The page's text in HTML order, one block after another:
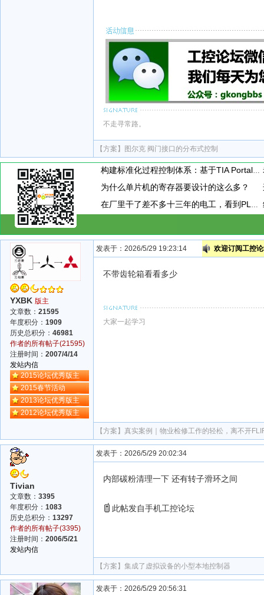
不走寻常路。
【方案】 图尔克 阀门接口的分布式控制
构建标准化过程控制体系：基于TIA Portal的PID闭环控制通用封装模板设计与应用
为什么单片机的寄存器要设计的这么多？
在厂里干了差不多十三年的电工，看到PLC模块上接了一个小玩意，这小玩意到底是干嘛用的呢？
YXBK 版主
文章数： 21595
年度积分： 1909
历史总积分： 46981
作者的所有帖子(21595)
注册时间： 2007/4/14
发站内信
2015论坛优秀版主
2015春节活动
2013论坛优秀版主
2012论坛优秀版主
发表于：2026/5/29 19:23:14 欢迎订阅工控
不带齿轮箱看看多少
大家一起学习
【方案】 真实案例｜物业检修工作的轻松，离不开
Tivian
文章数： 3395
年度积分： 1083
历史总积分： 13297
作者的所有帖子(3395)
注册时间： 2006/5/21
发站内信
发表于：2026/5/29 20:02:34
内部碳粉清理一下 还有转子滑环之间
此帖发自手机工控论坛
【方案】 集成了虚拟设备的小型本地控制器
发表于：2026/5/29 20:56:31